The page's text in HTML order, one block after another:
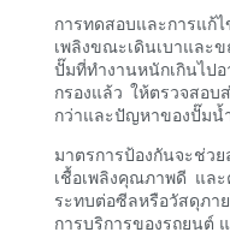
การทดสอบและการแก้
เพลิงขณะเดินเบาและ
ปั๊มที่ทำงานหนักเกินไป
กรองแล้ว ให้ตรวจสอบ
กว่าและปัญหาของปั๊มน้
มาตรการป้องกันจะช่ว
เชื้อเพลิงคุณภาพดี แล
ระทบต่อซีลหรือวัสดุภา
การบริการของรถยนต์